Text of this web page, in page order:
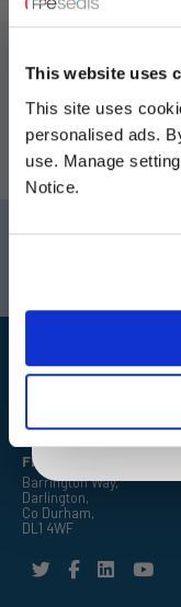
This website uses
This site uses
personalised ads.
use. Manage
Notice.
No olvide suscribirse a
últimas ofertas
Darlington
FPE Seals Ltd
Barrington Way,
Darlington,
Co Durham,
DL1 4WF
Sign up
By entering